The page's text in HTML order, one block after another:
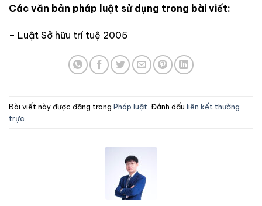
Các văn bản pháp luật sử dụng trong bài viết:
– Luật Sở hữu trí tuệ 2005
Bài viết này được đăng trong Pháp luật . Đánh dấu liên kết thường
trực